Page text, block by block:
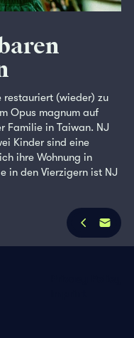
restauriert (wieder) zu
Opus magnum auf
Familie in Taiwan. NJ
Kinder sind eine
ihre Wohnung in
in den Vierzigern ist NJ